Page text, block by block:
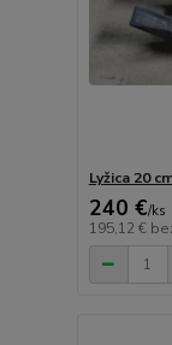
Lyžica 20
240 €/ks
195,12 €